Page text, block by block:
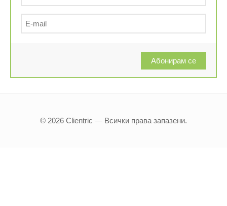
Абонирам се
© 2026 Clientric — Всички права запазени.